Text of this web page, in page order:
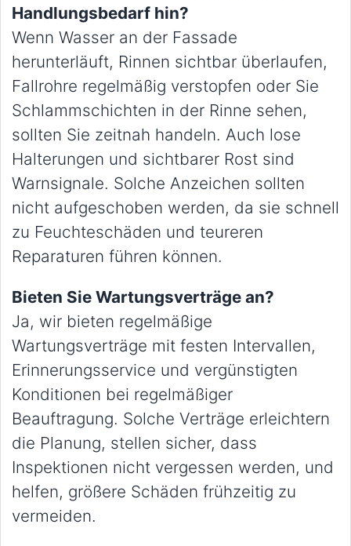
Handlungsbedarf hin?
Wenn Wasser an der Fassade
herunterläuft, Rinnen sichtbar überlaufen,
Fallrohre regelmäßig verstopfen oder Sie
Schlammschichten in der Rinne sehen,
sollten Sie zeitnah handeln. Auch lose
Halterungen und sichtbarer Rost sind
Warnsignale. Solche Anzeichen sollten
nicht aufgeschoben werden, da sie schnell
zu Feuchteschäden und teureren
Reparaturen führen können.
Bieten Sie Wartungsverträge an?
Ja, wir bieten regelmäßige
Wartungsverträge mit festen Intervallen,
Erinnerungsservice und vergünstigten
Konditionen bei regelmäßiger
Beauftragung. Solche Verträge erleichtern
die Planung, stellen sicher, dass
Inspektionen nicht vergessen werden, und
helfen, größere Schäden frühzeitig zu
vermeiden.